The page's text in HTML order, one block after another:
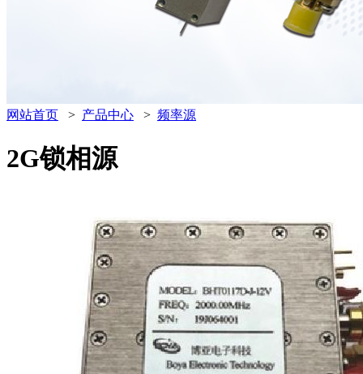
网站首页 > 产品中心 > 频率源
2G锁相源